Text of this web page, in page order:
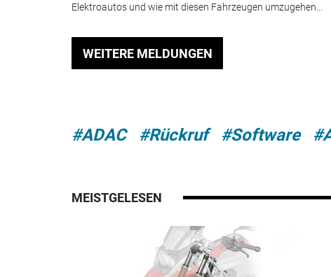
Elektroautos und wie mit diesen Fahrzeugen umzugehen...
WEITERE MELDUNGEN
#ADAC #Rückruf #Software
MEISTGELESEN